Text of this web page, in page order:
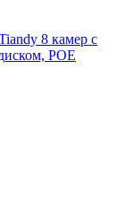
8 камер с
POE